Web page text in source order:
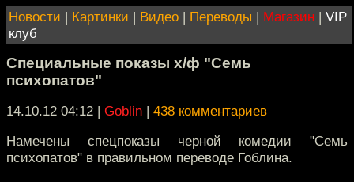
Новости | Картинки | Видео | Переводы | Магазин | VIP
клуб
Специальные показы х/ф "Семь
психопатов"
14.10.12 04:12 | Goblin | 438 комментариев
Намечены спецпоказы черной комедии "Семь
психопатов" в правильном переводе Гоблина.